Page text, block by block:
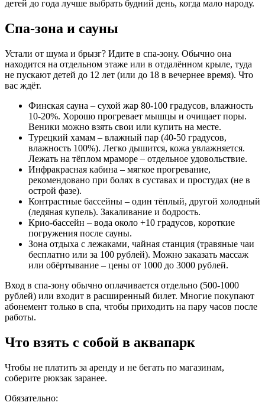
детей до года лучше выбрать будний день, когда мало народу.
Спа-зона и сауны
Устали от шума и брызг? Идите в спа-зону. Обычно она
находится на отдельном этаже или в отдалённом крыле, туда
не пускают детей до 12 лет (или до 18 в вечернее время). Что
вас ждёт.
Финская сауна – сухой жар 80-100 градусов, влажность
10-20%. Хорошо прогревает мышцы и очищает поры.
Веники можно взять свои или купить на месте.
Турецкий хамам – влажный пар (40-50 градусов,
влажность 100%). Легко дышится, кожа увлажняется.
Лежать на тёплом мраморе – отдельное удовольствие.
Инфракрасная кабина – мягкое прогревание,
рекомендовано при болях в суставах и простудах (не в
острой фазе).
Контрастные бассейны – один тёплый, другой холодный
(ледяная купель). Закаливание и бодрость.
Крио-бассейн – вода около +10 градусов, короткие
погружения после сауны.
Зона отдыха с лежаками, чайная станция (травяные чаи
бесплатно или за 100 рублей). Можно заказать массаж
или обёртывание – цены от 1000 до 3000 рублей.
Вход в спа-зону обычно оплачивается отдельно (500-1000
рублей) или входит в расширенный билет. Многие покупают
абонемент только в спа, чтобы приходить на пару часов после
работы.
Что взять с собой в аквапарк
Чтобы не платить за аренду и не бегать по магазинам,
соберите рюкзак заранее.
Обязательно: